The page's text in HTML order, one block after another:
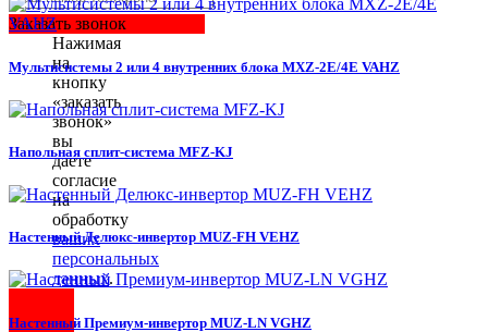
Заказать звонок
Нажимая
на
кнопку
«заказать
звонок»
вы
даете
согласие
на
обработку
ваших
персональных
данных.
Мультисистемы 2 или 4 внутренних блока MXZ-2E/4E VAHZ
Напольная сплит-система MFZ-KJ
Настенный Делюкс-инвертор MUZ-FH VEHZ
Настенный Премиум-инвертор MUZ-LN VGHZ